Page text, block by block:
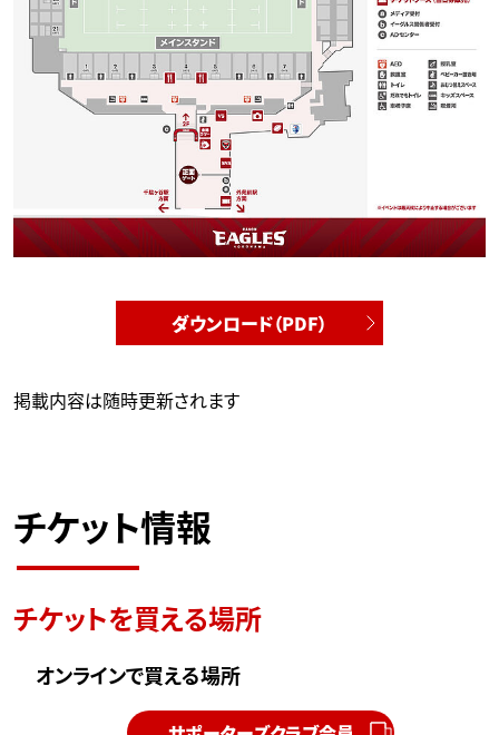
ダウンロード（PDF）
掲載内容は随時更新されます
チケット情報
チケットを買える場所
オンラインで買える場所